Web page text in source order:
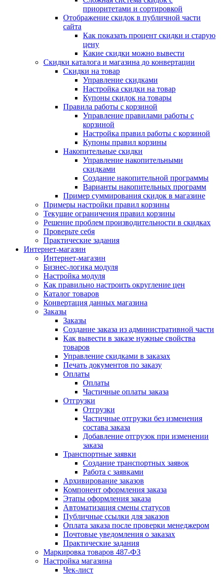
приоритетами и сортировкой
Отображение скидок в публичной части
сайта
Как показать процент скидки и старую
цену
Какие скидки можно вывести
Скидки каталога и магазина до конвертации
Скидки на товар
Управление скидками
Настройка скидки на товар
Купоны скидок на товары
Правила работы с корзиной
Управление правилами работы с
корзиной
Настройка правил работы с корзиной
Купоны правил корзины
Накопительные скидки
Управление накопительными
скидками
Создание накопительной программы
Варианты накопительных программ
Пример суммирования скидок в магазине
Примеры настройки правил корзины
Текущие ограничения правил корзины
Решение проблем производительности в скидках
Проверьте себя
Практические задания
Интернет-магазин
Интернет-магазин
Бизнес-логика модуля
Настройка модуля
Как правильно настроить округление цен
Каталог товаров
Конвертация данных магазина
Заказы
Заказы
Создание заказа из административной части
Как вывести в заказе нужные свойства
товаров
Управление скидками в заказах
Печать документов по заказу
Оплаты
Оплаты
Частичные оплаты заказа
Отгрузки
Отгрузки
Частичные отгрузки без изменения
состава заказа
Добавление отгрузок при изменении
заказа
Транспортные заявки
Создание транспортных заявок
Работа с заявками
Архивирование заказов
Компонент оформления заказа
Этапы оформления заказа
Автоматизация смены статусов
Публичные ссылки для заказов
Оплата заказа после проверки менеджером
Почтовые уведомления о заказах
Практические задания
Маркировка товаров 487-ФЗ
Настройка магазина
Чек-лист